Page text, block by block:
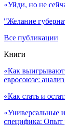
«Уйди, но не
"Желание
Все публикации
Книги
«Как
евросоюзе:
«Как стать и
«Универсальные
специфика: Опыт